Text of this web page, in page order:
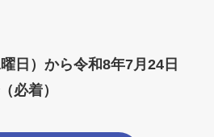
日）から令和8年7月24日
必着）